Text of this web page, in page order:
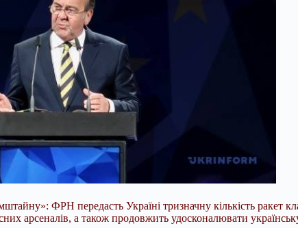
ФРН передасть Україні тризначну кількість ракет
арсеналів, а також продовжить удосконалювати